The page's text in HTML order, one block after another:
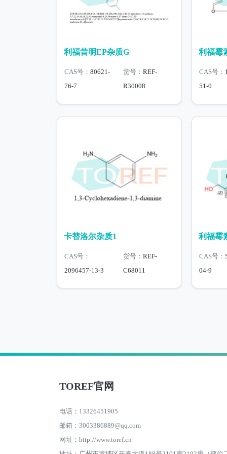
利福昔明EP杂质G
CAS号： 80621-
76-7
货号： REF-
R30008
利福霉
CAS号：
51-0
卡替洛尔杂质1
CAS号：
2096457-13-3
货号： REF-
C68011
利福霉
CAS号：
04-9
TOREF官网
电话：13326451905
邮箱：3003386889@qq.com
网址：http://www.toref.cn